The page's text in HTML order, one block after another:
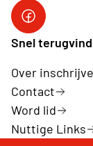
Facebook
Snel
Over
Contact
Word lid
Nuttige Links